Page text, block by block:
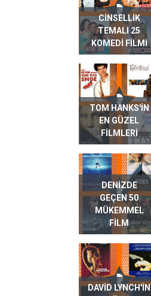
CINSELLIK
TEMALI 25
KOMEDI FILMI
TOM HANKS'IN
EN GÜZEL
FILMLERI
DENIZDE
GEÇEN 50
MÜKEMMEL
FILM
DAVID LYNCH'IN